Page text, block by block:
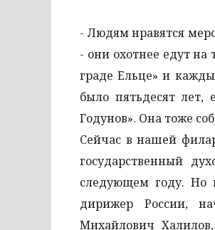
- Людям нравятся
- они охотнее едут
граде Ельце» и
было пятьдесят
Годунов». Она тоже
Сейчас в нашей
государственный
следующем году. Но
дирижер России,
Михайлович